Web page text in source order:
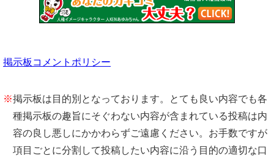
掲示板コメントポリシー
※掲示板は目的別となっております。とても良い内容でも各
種掲示板の趣旨にそぐわない内容が含まれている投稿は内
容の良し悪しにかかわらずご遠慮ください。お手数ですが
項目ごとに分割して投稿したい内容に沿う目的の適切な口